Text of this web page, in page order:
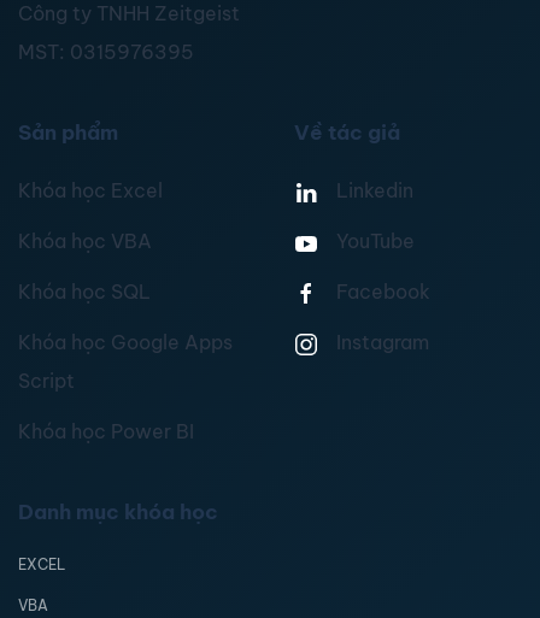
Công ty TNHH Zeitgeist
MST: 0315976395
Sản phẩm
Khóa học Excel
Khóa học VBA
Khóa học SQL
Khóa học Google Apps
Script
Khóa học Power BI
Về tác giả
Linkedin
YouTube
Facebook
Instagram
Danh mục khóa học
EXCEL
VBA